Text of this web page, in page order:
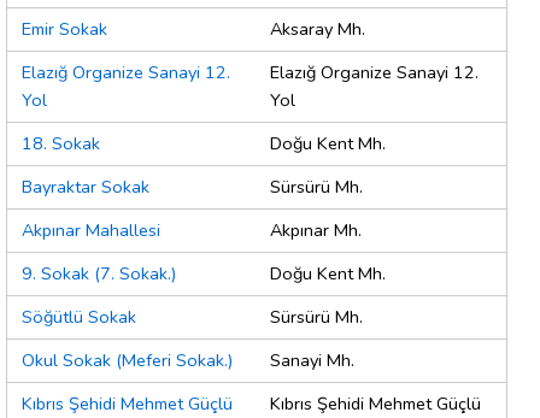
Emir Sokak
Aksaray Mh.
Elazığ Organize Sanayi 12.
Yol
Elazığ Organize Sanayi 12.
Yol
18. Sokak
Doğu Kent Mh.
Bayraktar Sokak
Sürsürü Mh.
Akpınar Mahallesi
Akpınar Mh.
9. Sokak (7. Sokak.)
Doğu Kent Mh.
Söğütlü Sokak
Sürsürü Mh.
Okul Sokak (Meferi Sokak.)
Sanayi Mh.
Kıbrıs Şehidi Mehmet Güçlü
Kıbrıs Şehidi Mehmet Güçlü